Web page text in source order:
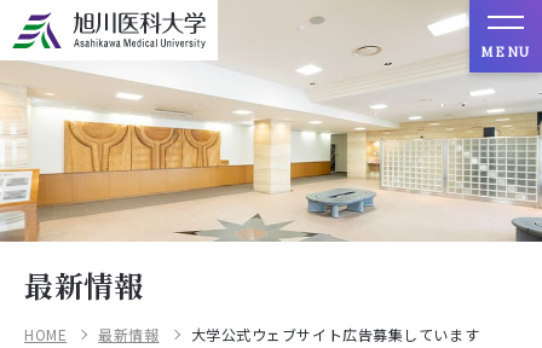
MENU
最新情報
HOME 最新情報 大学公式ウェブサイト広告募集しています